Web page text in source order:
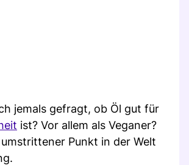
jemals gefragt, ob Öl gut für
ist? Vor allem als Veganer?
Punkt in der Welt